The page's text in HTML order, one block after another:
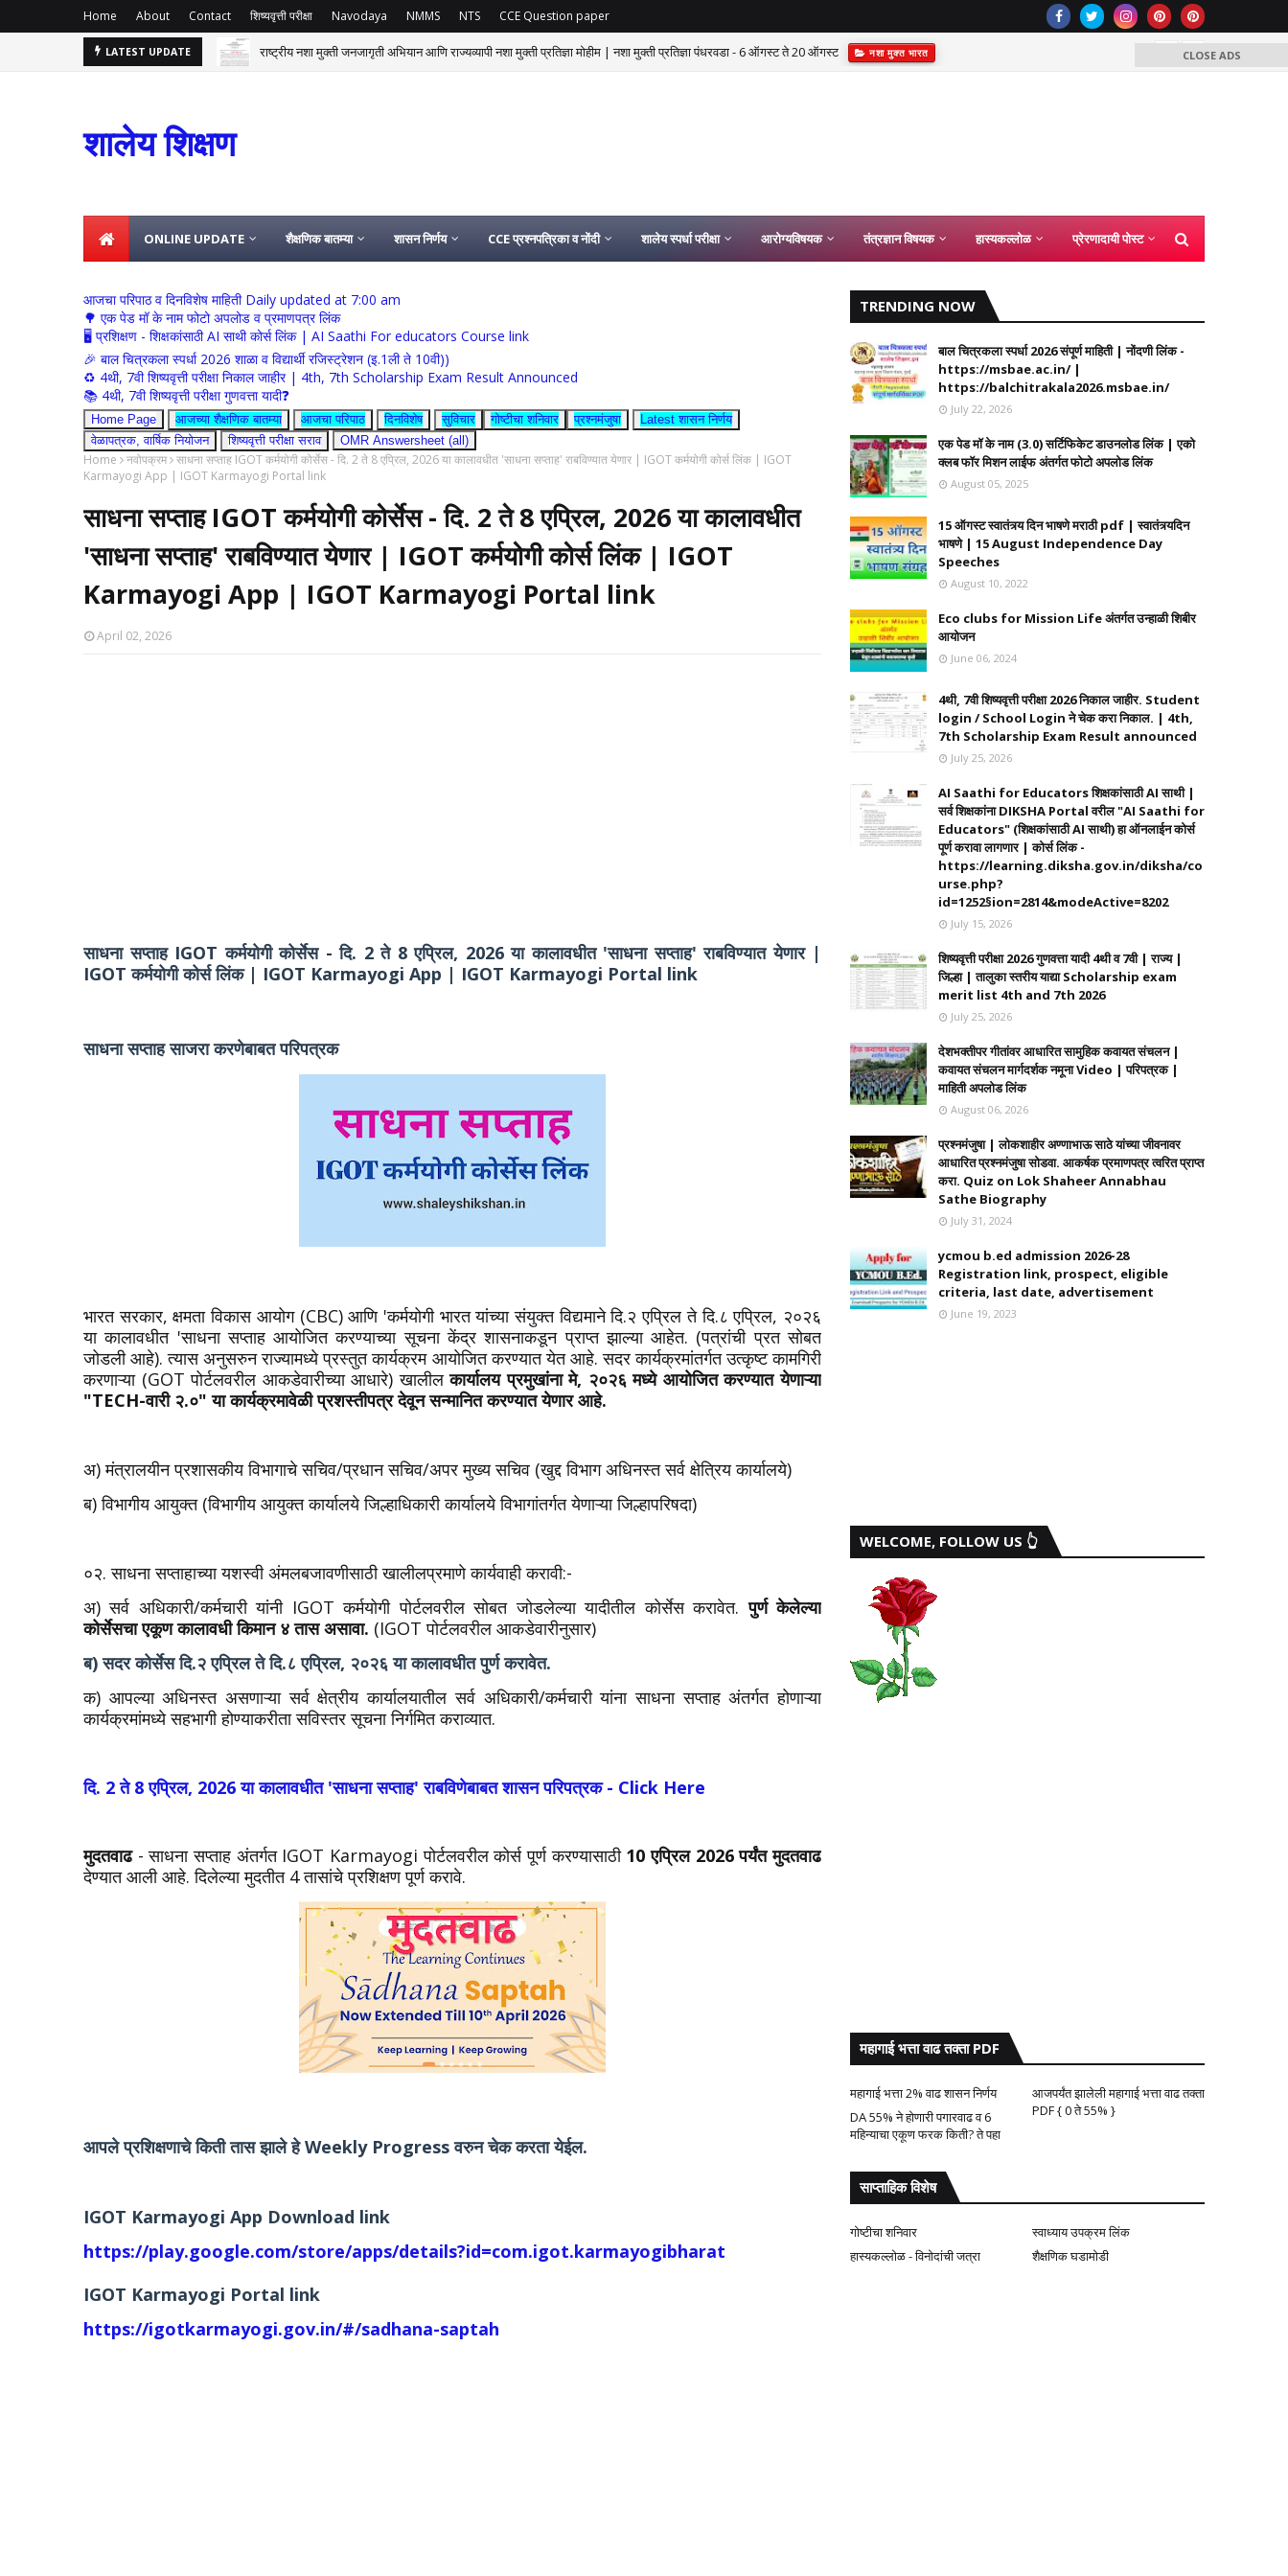
Home About Contact शिष्यवृत्ती परीक्षा Navodaya NMMS NTS CCE Question paper
LATEST UPDATE राष्ट्रीय नशा मुक्ती जनजागृती अभियान आणि राज्यव्यापी नशा मुक्ती प्रतिज्ञा मोहीम | नशा मुक्ती प्रतिज्ञा पंधरवडा - 6 ऑगस्ट ते 20 ऑगस्ट नशा मुक्त भारत
शालेय शिक्षण
ONLINE UPDATE शैक्षणिक बातम्या शासन निर्णय CCE प्रश्नपत्रिका व नोंदी शालेय स्पर्धा परीक्षा आरोग्यविषयक तंत्रज्ञान विषयक हास्यकल्लोळ प्रेरणादायी पोस्ट
आजचा परिपाठ व दिनविशेष माहिती Daily updated at 7:00 am
🌳 एक पेड मॉ के नाम फोटो अपलोड व प्रमाणपत्र लिंक
🖥 प्रशिक्षण - शिक्षकांसाठी AI साथी कोर्स लिंक | AI Saathi For educators Course link
🎉 बाल चित्रकला स्पर्धा 2026 शाळा व विद्यार्थी रजिस्ट्रेशन (इ.1ली ते 10वी))
♻️ 4थी, 7वी शिष्यवृत्ती परीक्षा निकाल जाहीर | 4th, 7th Scholarship Exam Result Announced
📚 4थी, 7वी शिष्यवृत्ती परीक्षा गुणवत्ता यादी❓
Home Page आजच्या शैक्षणिक बातम्या आजचा परिपाठ दिनविशेष सुविचार गोष्टीचा शनिवार प्रश्नमंजुषा
Latest शासन निर्णय
वेळापत्रक, वार्षिक नियोजन
शिष्यवृत्ती परीक्षा सराव OMR Answersheet (all)
Home नवोपक्रम साधना सप्ताह IGOT कर्मयोगी कोर्सेस - दि. 2 ते 8 एप्रिल, 2026 या कालावधीत 'साधना सप्ताह' राबविण्यात येणार | IGOT कर्मयोगी कोर्स लिंक | IGOT
Karmayogi App | IGOT Karmayogi Portal link
साधना सप्ताह IGOT कर्मयोगी कोर्सेस - दि. 2 ते 8 एप्रिल, 2026 या कालावधीत
'साधना सप्ताह' राबविण्यात येणार | IGOT कर्मयोगी कोर्स लिंक | IGOT
Karmayogi App | IGOT Karmayogi Portal link
April 02, 2026
साधना सप्ताह IGOT कर्मयोगी कोर्सेस - दि. 2 ते 8 एप्रिल, 2026 या कालावधीत 'साधना सप्ताह' राबविण्यात येणार |
IGOT कर्मयोगी कोर्स लिंक | IGOT Karmayogi App | IGOT Karmayogi Portal link
साधना सप्ताह साजरा करणेबाबत परिपत्रक
भारत सरकार, क्षमता विकास आयोग (CBC) आणि 'कर्मयोगी भारत यांच्या संयुक्त विद्यमाने दि.२ एप्रिल ते दि.८ एप्रिल, २०२६
या कालावधीत 'साधना सप्ताह आयोजित करण्याच्या सूचना केंद्र शासनाकडून प्राप्त झाल्या आहेत. (पत्रांची प्रत सोबत
जोडली आहे). त्यास अनुसरुन राज्यामध्ये प्रस्तुत कार्यक्रम आयोजित करण्यात येत आहे. सदर कार्यक्रमांतर्गत उत्कृष्ट कामगिरी
करणाऱ्या (GOT पोर्टलवरील आकडेवारीच्या आधारे) खालीलकार्यालय प्रमुखांना मे, २०२६ मध्ये आयोजित करण्यात येणाऱ्या
"TECH-वारी २.०" या कार्यक्रमावेळी प्रशस्तीपत्र देवून सन्मानित करण्यात येणार आहे.
अ) मंत्रालयीन प्रशासकीय विभागाचे सचिव/प्रधान सचिव/अपर मुख्य सचिव (खुद्द विभाग अधिनस्त सर्व क्षेत्रिय कार्यालये)
ब) विभागीय आयुक्त (विभागीय आयुक्त कार्यालये जिल्हाधिकारी कार्यालये विभागांतर्गत येणाऱ्या जिल्हापरिषदा)
०२. साधना सप्ताहाच्या यशस्वी अंमलबजावणीसाठी खालीलप्रमाणे कार्यवाही करावी:-
अ) सर्व अधिकारी/कर्मचारी यांनी IGOT कर्मयोगी पोर्टलवरील सोबत जोडलेल्या यादीतील कोर्सेस करावेत.पुर्ण केलेल्या
कोर्सेसचा एकूण कालावधी किमान ४ तास असावा. (IGOT पोर्टलवरील आकडेवारीनुसार)
ब) सदर कोर्सेस दि.२ एप्रिल ते दि.८ एप्रिल, २०२६ या कालावधीत पुर्ण करावेत.
क) आपल्या अधिनस्त असणाऱ्या सर्व क्षेत्रीय कार्यालयातील सर्व अधिकारी/कर्मचारी यांना साधना सप्ताह अंतर्गत होणाऱ्या
कार्यक्रमांमध्ये सहभागी होण्याकरीता सविस्तर सूचना निर्गमित कराव्यात.
दि. 2 ते 8 एप्रिल, 2026 या कालावधीत 'साधना सप्ताह' राबविणेबाबत शासन परिपत्रक - Click Here
मुदतवाढ- साधना सप्ताह अंतर्गत IGOT Karmayogi पोर्टलवरील कोर्स पूर्ण करण्यासाठी 10 एप्रिल 2026 पर्यंत मुदतवाढ
देण्यात आली आहे. दिलेल्या मुदतीत 4 तासांचे प्रशिक्षण पूर्ण करावे.
आपले प्रशिक्षणाचे किती तास झाले हे Weekly Progress वरुन चेक करता येईल.
IGOT Karmayogi App Download link
https://play.google.com/store/apps/details?id=com.igot.karmayogibharat
IGOT Karmayogi Portal link
https://igotkarmayogi.gov.in/#/sadhana-saptah
TRENDING NOW
बाल चित्रकला स्पर्धा 2026 संपूर्ण माहिती | नोंदणी लिंक -
https://msbae.ac.in/ |
https://balchitrakala2026.msbae.in/
July 22, 2026
एक पेड मॉ के नाम (3.0) सर्टिफिकेट डाउनलोड लिंक | एको
क्लब फॉर मिशन लाईफ अंतर्गत फोटो अपलोड लिंक
August 05, 2025
15 ऑगस्ट स्वातंत्र्य दिन भाषणे मराठी pdf | स्वातंत्र्यदिन
भाषणे | 15 August Independence Day
Speeches
August 10, 2022
Eco clubs for Mission Life अंतर्गत उन्हाळी शिबीर
आयोजन
June 06, 2024
4थी, 7वी शिष्यवृत्ती परीक्षा 2026 निकाल जाहीर. Student
login / School Login ने चेक करा निकाल. | 4th,
7th Scholarship Exam Result announced
July 25, 2026
AI Saathi for Educators शिक्षकांसाठी AI साथी |
सर्व शिक्षकांना DIKSHA Portal वरील "AI Saathi for
Educators" (शिक्षकांसाठी AI साथी) हा ऑनलाईन कोर्स
पूर्ण करावा लागणार | कोर्स लिंक -
https://learning.diksha.gov.in/diksha/co
urse.php?
id=1252§ion=2814&modeActive=8202
July 15, 2026
शिष्यवृत्ती परीक्षा 2026 गुणवत्ता यादी 4थी व 7वी | राज्य |
जिल्हा | तालुका स्तरीय याद्या Scholarship exam
merit list 4th and 7th 2026
July 25, 2026
देशभक्तीपर गीतांवर आधारित सामुहिक कवायत संचलन |
कवायत संचलन मार्गदर्शक नमूना Video | परिपत्रक |
माहिती अपलोड लिंक
August 06, 2026
प्रश्नमंजुषा | लोकशाहीर अण्णाभाऊ साठे यांच्या जीवनावर
आधारित प्रश्नमंजुषा सोडवा. आकर्षक प्रमाणपत्र त्वरित प्राप्त
करा. Quiz on Lok Shaheer Annabhau
Sathe Biography
July 31, 2024
ycmou b.ed admission 2026-28
Registration link, prospect, eligible
criteria, last date, advertisement
June 19, 2023
WELCOME, FOLLOW US 👆
महागाई भत्ता वाढ तक्ता PDF
महागाई भत्ता 2% वाढ शासन निर्णय
आजपर्यंत झालेली महागाई भत्ता वाढ तक्ता
PDF { 0 ते 55% }
DA 55% ने होणारी पगारवाढ व 6
महिन्याचा एकूण फरक किती? ते पहा
साप्ताहिक विशेष
गोष्टीचा शनिवार
स्वाध्याय उपक्रम लिंक
हास्यकल्लोळ - विनोदांची जत्रा
शैक्षणिक घडामोडी
CLOSE ADS